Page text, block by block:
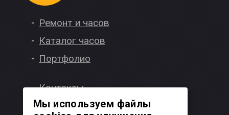
Ремонт и часов
Каталог часов
Портфолио
Контакты
Вакансии
Мы используем файлы